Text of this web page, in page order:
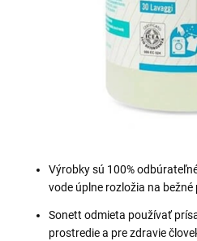
Výrobky sú 100%
vode úplne rozložia na bežné
Sonett odmieta používať
prostredie a pre zdravie